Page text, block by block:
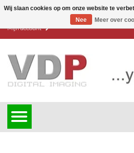
Mijn account
Wij slaan cookies op om onze website te
Nee
Meer over